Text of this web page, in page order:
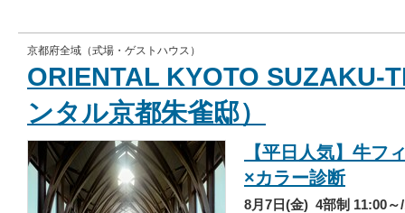
京都府全域（式場・ゲストハウス）
ORIENTAL KYOTO SUZAKU-
ンタル京都朱雀邸）
【平日人気】牛フ
×カラー診断
8月7日(金)4部制 11:00～/